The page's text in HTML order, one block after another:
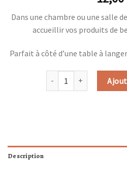
Dans une chambre ou une salle
accueillir vos produits de
Parfait à côté d’une table à
quantité de PANIER ROND
Description